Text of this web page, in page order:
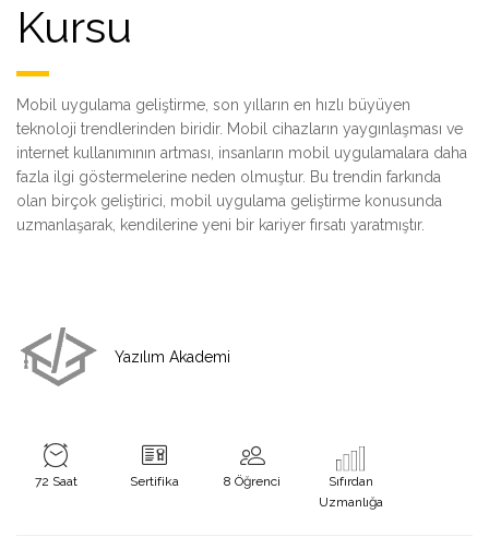
Kursu
Mobil uygulama geliştirme, son yılların en hızlı büyüyen
teknoloji trendlerinden biridir. Mobil cihazların yaygınlaşması ve
internet kullanımının artması, insanların mobil uygulamalara daha
fazla ilgi göstermelerine neden olmuştur. Bu trendin farkında
olan birçok geliştirici, mobil uygulama geliştirme konusunda
uzmanlaşarak, kendilerine yeni bir kariyer fırsatı yaratmıştır.
Yazılım Akademi
72 Saat Sertifika 8 Öğrenci
Sıfırdan
Uzmanlığa